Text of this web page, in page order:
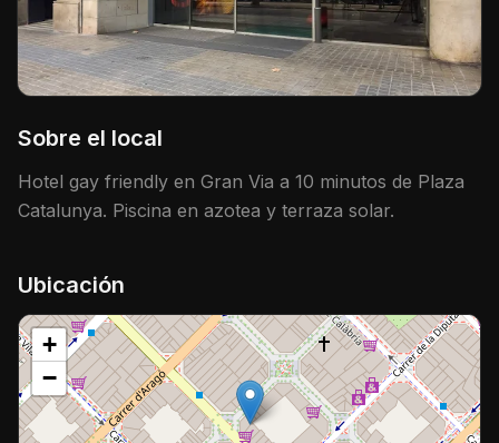
Sobre el local
Hotel gay friendly en Gran Via a 10 minutos de Plaza
Catalunya. Piscina en azotea y terraza solar.
Ubicación
+
−